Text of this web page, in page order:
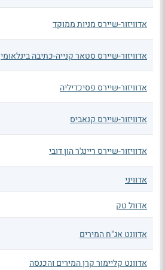
אדוויזור-שיירס מניות ממוקד
אדוויזור-שיירס סטאר קנייה-כתיבה בינלאומי
אדוויזור-שיירס פסיכדיליה
אדוויזור-שיירס קנאביס
אדוויזור-שיירס ריינג'ר הון דובי
אדוויני
אדוול טק
אדוונט אג"ח המירים
אדוונט קליימור קרן המירים והכנסה